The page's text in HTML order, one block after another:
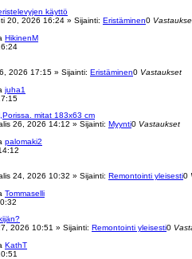
käyttö
20, 2026 16:24 » Sijainti: Eristäminen0
HikinenM
2026 17:15 » Sijainti: Eristäminen0 Vastaukset
juha1
mitat 183x63 cm
26, 2026 14:12 » Sijainti: Myynti0 Vastaukset
palomaki2
24, 2026 10:32 » Sijainti: Remontointi yleisesti0
Tommaselli
2026 10:51 » Sijainti: Remontointi yleisesti0
KathT